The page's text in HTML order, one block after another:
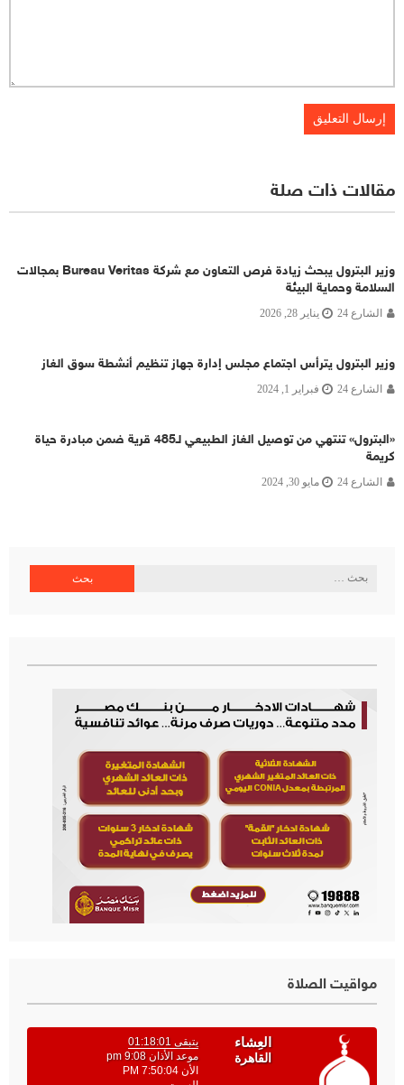
مقالات ذات صلة
وزير البترول يبحث زيادة فرص التعاون مع شركة Bureau Veritas بمجالات
السلامة وحماية البيئة
الشارع 24 يناير 28, 2026
وزير البترول يترأس اجتماع مجلس إدارة جهاز تنظيم أنشطة سوق الغاز
الشارع 24 فبراير 1, 2024
«البترول» تنتهي من توصيل الغاز الطبيعي لـ485 قرية ضمن مبادرة حياة
كريمة
الشارع 24 مايو 30, 2024
البحث
مواقيت الصلاة